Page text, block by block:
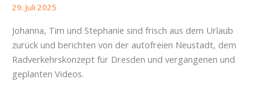
29. Juli 2025
Johanna, Tim und Stephanie sind frisch aus dem Urlaub
zurück und berichten von der autofreien Neustadt, dem
Radverkehrskonzept für Dresden und vergangenen und
geplanten Videos.